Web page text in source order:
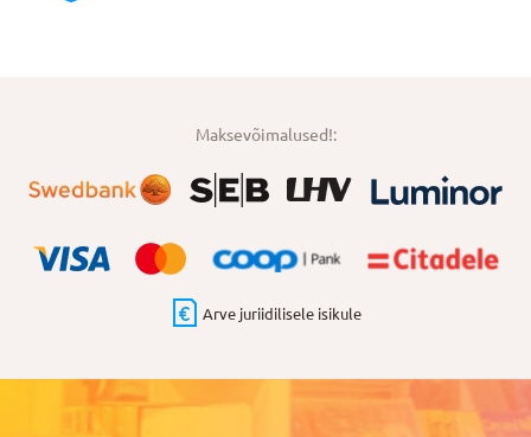
Maksevõimalused!:
Arve juriidilisele isikule